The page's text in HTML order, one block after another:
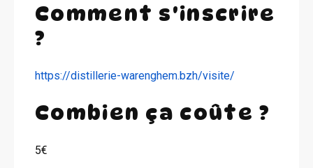
Comment s'inscrire
?
https://distillerie-warenghem.bzh/visite/
Combien ça coûte ?
5€